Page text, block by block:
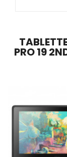
PRO 19